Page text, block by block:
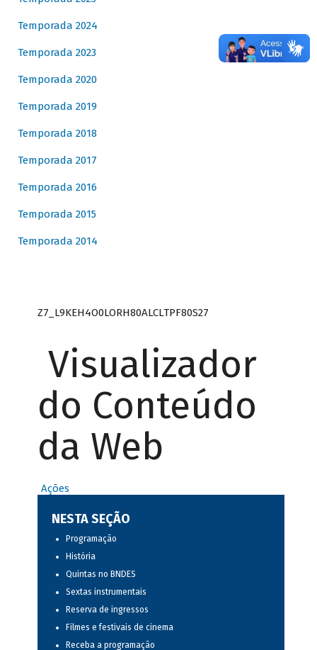
Temporada 2024
Temporada 2023
Temporada 2020
Temporada 2019
Temporada 2018
Temporada 2017
Temporada 2016
Temporada 2015
Temporada 2014
Z7_L9KEH4O0LORH80ALCLTPF80S27
Visualizador
do Conteúdo
da Web
Ações
NESTA SEÇÃO
Programação
História
Quintas no BNDES
Sextas instrumentais
Reserva de ingressos
Filmes e festivais de cinema
Receba a programação